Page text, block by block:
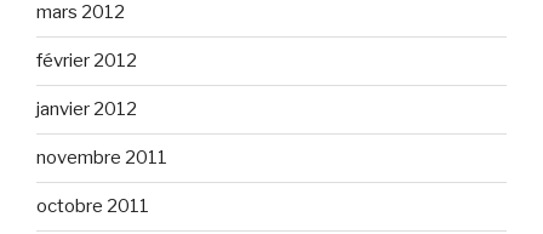
mars 2012
février 2012
janvier 2012
novembre 2011
octobre 2011